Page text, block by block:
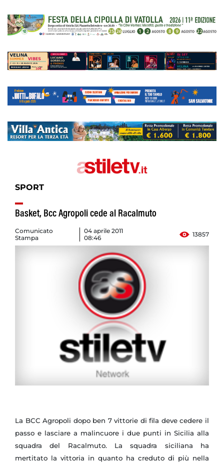
SPORT
Basket, Bcc Agropoli cede al Racalmuto
Comunicato
Stampa
04 aprile 2011
08:46
13857
La BCC Agropoli dopo ben 7 vittorie di fila deve cedere il
passo e lasciare a malincuore i due punti in Sicilia alla
squadra del Racalmuto. La squadra siciliana ha
mertitato la vittoria in quanto ha creduto di più nella